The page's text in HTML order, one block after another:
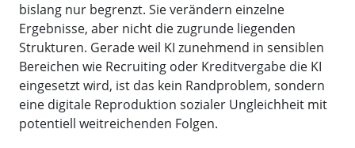
bislang nur begrenzt. Sie verändern einzelne
Ergebnisse, aber nicht die zugrunde liegenden
Strukturen. Gerade weil KI zunehmend in sensiblen
Bereichen wie Recruiting oder Kreditvergabe die KI
eingesetzt wird, ist das kein Randproblem, sondern
eine digitale Reproduktion sozialer Ungleichheit mit
potentiell weitreichenden Folgen.